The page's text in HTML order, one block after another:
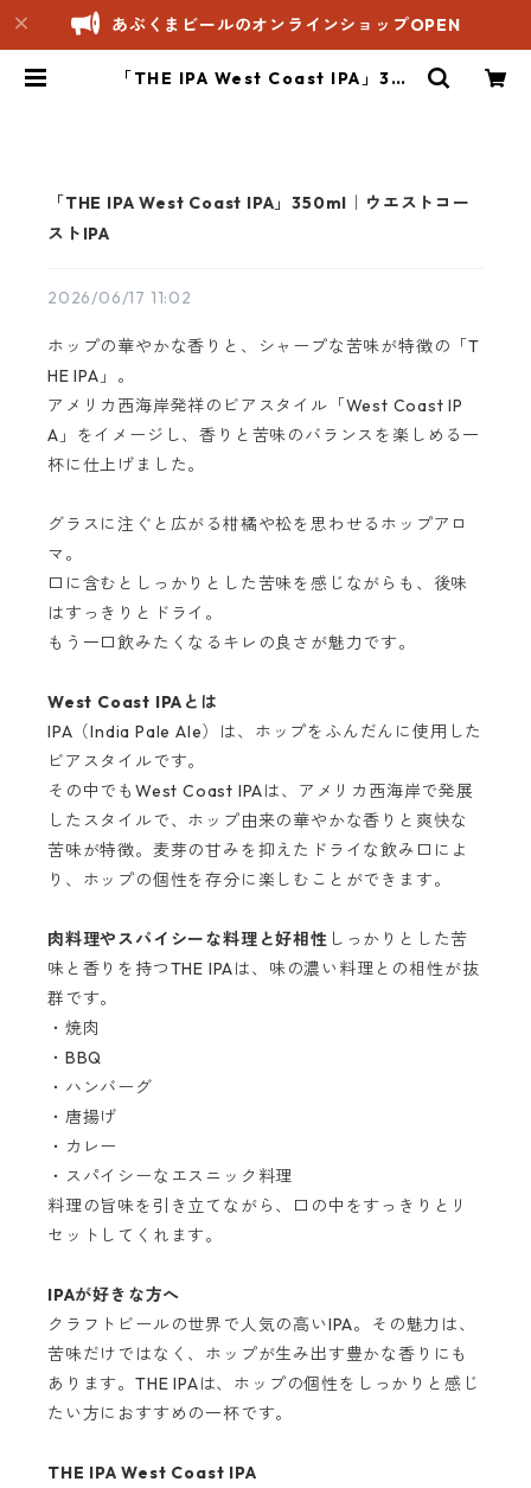
あぶくまビールのオンラインショップOPEN
「THE IPA West Coast IPA」350
「THE IPA West Coast IPA」350ml｜ウエストコー
ストIPA
2026/06/17 11:02
ホップの華やかな香りと、シャープな苦味が特徴の「T
HE IPA」。
アメリカ西海岸発祥のビアスタイル「West Coast IP
A」をイメージし、香りと苦味のバランスを楽しめる一
杯に仕上げました。
グラスに注ぐと広がる柑橘や松を思わせるホップアロ
マ。
口に含むとしっかりとした苦味を感じながらも、後味
はすっきりとドライ。
もう一口飲みたくなるキレの良さが魅力です。
West Coast IPAとは
IPA（India Pale Ale）は、ホップをふんだんに使用した
ビアスタイルです。
その中でもWest Coast IPAは、アメリカ西海岸で発展
したスタイルで、ホップ由来の華やかな香りと爽快な
苦味が特徴。麦芽の甘みを抑えたドライな飲み口によ
り、ホップの個性を存分に楽しむことができます。
肉料理やスパイシーな料理と好相性 しっかりとした苦
味と香りを持つTHE IPAは、味の濃い料理との相性が抜
群です。
・焼肉
・BBQ
・ハンバーグ
・唐揚げ
・カレー
・スパイシーなエスニック料理
料理の旨味を引き立てながら、口の中をすっきりとリ
セットしてくれます。
IPAが好きな方へ
クラフトビールの世界で人気の高いIPA。その魅力は、
苦味だけではなく、ホップが生み出す豊かな香りにも
あります。THE IPAは、ホップの個性をしっかりと感じ
たい方におすすめの一杯です。
THE IPA West Coast IPA